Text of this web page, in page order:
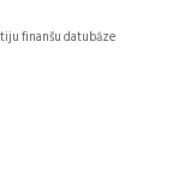
finanšu datubāze